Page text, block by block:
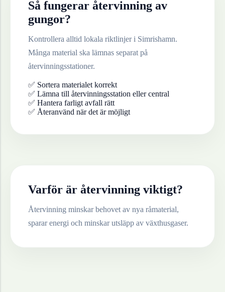
Så fungerar återvinning av
gungor?
Kontrollera alltid lokala riktlinjer i Simrishamn.
Många material ska lämnas separat på
återvinningsstationer.
✅ Sortera materialet korrekt
✅ Lämna till återvinningsstation eller central
✅ Hantera farligt avfall rätt
✅ Återanvänd när det är möjligt
Varför är återvinning viktigt?
Återvinning minskar behovet av nya råmaterial,
sparar energi och minskar utsläpp av växthusgaser.